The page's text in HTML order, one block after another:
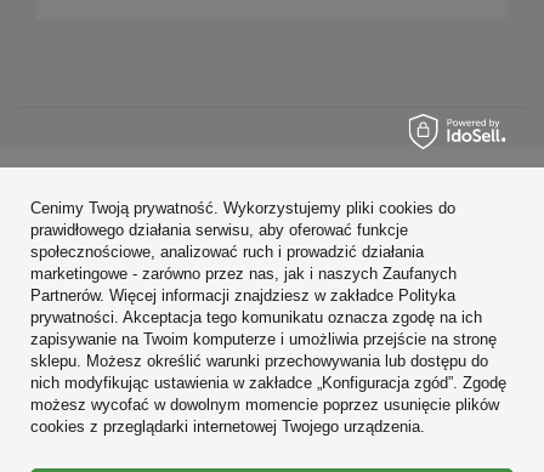
Zamówienia
Konto
Regulaminy
Zobacz również
W sklepie prezentujemy ceny brutto (z VAT).
Cenimy Twoją prywatność. Wykorzystujemy pliki cookies do
prawidłowego działania serwisu, aby oferować funkcje
społecznościowe, analizować ruch i prowadzić działania
marketingowe - zarówno przez nas, jak i naszych Zaufanych
Partnerów. Więcej informacji znajdziesz w zakładce Polityka
prywatności. Akceptacja tego komunikatu oznacza zgodę na ich
zapisywanie na Twoim komputerze i umożliwia przejście na stronę
sklepu. Możesz określić warunki przechowywania lub dostępu do
nich modyfikując ustawienia w zakładce „Konfiguracja zgód”. Zgodę
możesz wycofać w dowolnym momencie poprzez usunięcie plików
cookies z przeglądarki internetowej Twojego urządzenia.